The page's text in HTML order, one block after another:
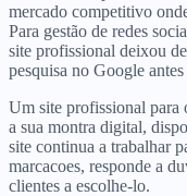
mercado competitivo
Para gestão de redes
site profissional deixou
pesquisa no Google
Um site profissional para
a sua montra digital,
site continua a trabalhar
marcacoes, responde a
clientes a escolhe-lo.